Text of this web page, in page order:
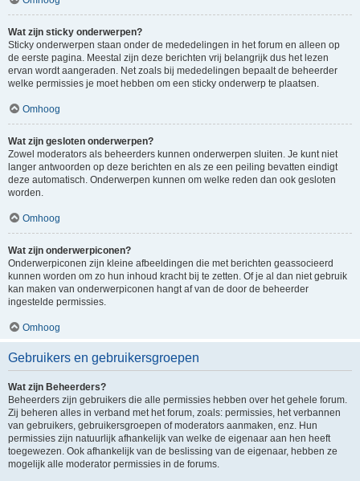
Wat zijn sticky onderwerpen?
Sticky onderwerpen staan onder de mededelingen in het forum en alleen op
de eerste pagina. Meestal zijn deze berichten vrij belangrijk dus het lezen
ervan wordt aangeraden. Net zoals bij mededelingen bepaalt de beheerder
welke permissies je moet hebben om een sticky onderwerp te plaatsen.
Omhoog
Wat zijn gesloten onderwerpen?
Zowel moderators als beheerders kunnen onderwerpen sluiten. Je kunt niet
langer antwoorden op deze berichten en als ze een peiling bevatten eindigt
deze automatisch. Onderwerpen kunnen om welke reden dan ook gesloten
worden.
Omhoog
Wat zijn onderwerpiconen?
Onderwerpiconen zijn kleine afbeeldingen die met berichten geassocieerd
kunnen worden om zo hun inhoud kracht bij te zetten. Of je al dan niet gebruik
kan maken van onderwerpiconen hangt af van de door de beheerder
ingestelde permissies.
Omhoog
Gebruikers en gebruikersgroepen
Wat zijn Beheerders?
Beheerders zijn gebruikers die alle permissies hebben over het gehele forum.
Zij beheren alles in verband met het forum, zoals: permissies, het verbannen
van gebruikers, gebruikersgroepen of moderators aanmaken, enz. Hun
permissies zijn natuurlijk afhankelijk van welke de eigenaar aan hen heeft
toegewezen. Ook afhankelijk van de beslissing van de eigenaar, hebben ze
mogelijk alle moderator permissies in de forums.